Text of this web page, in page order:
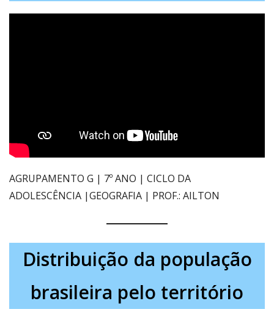
AGRUPAMENTO G | 7º ANO | CICLO DA
ADOLESCÊNCIA |GEOGRAFIA | PROF.: AILTON
Distribuição da população
brasileira pelo território